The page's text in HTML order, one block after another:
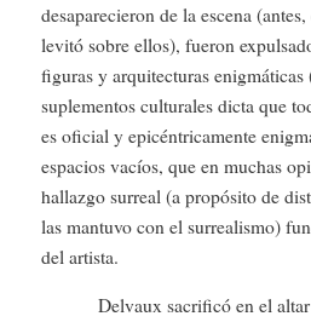
desaparecieron de la escena
levitó sobre ellos), fueron
figuras y arquitecturas
suplementos culturales dicta que
es oficial y epicéntricamente
espacios vacíos, que en muchas
hallazgo surreal (a propósito de
las mantuvo con el surrealismo)
del artista.
Delvaux sacrificó en el